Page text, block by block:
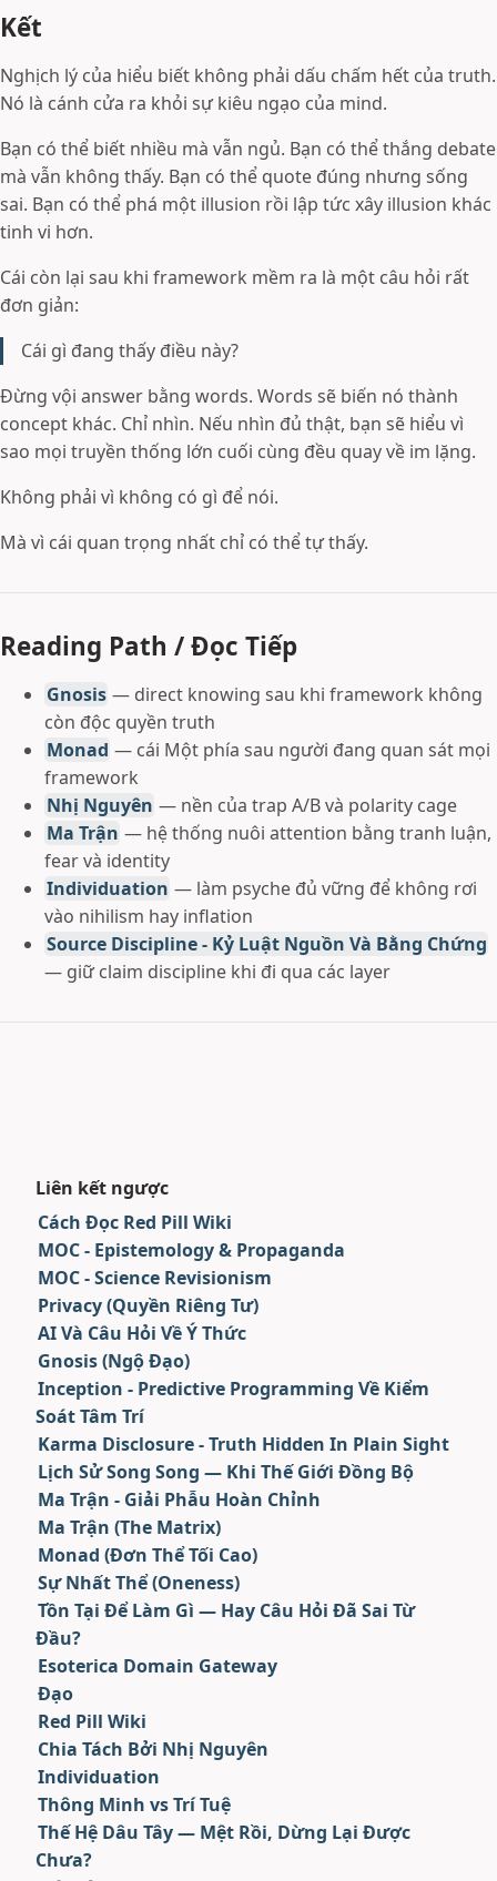
Kết
Nghịch lý của hiểu biết không phải dấu chấm hết của truth.
Nó là cánh cửa ra khỏi sự kiêu ngạo của mind.
Bạn có thể biết nhiều mà vẫn ngủ. Bạn có thể thắng debate
mà vẫn không thấy. Bạn có thể quote đúng nhưng sống
sai. Bạn có thể phá một illusion rồi lập tức xây illusion khác
tinh vi hơn.
Cái còn lại sau khi framework mềm ra là một câu hỏi rất
đơn giản:
Cái gì đang thấy điều này?
Đừng vội answer bằng words. Words sẽ biến nó thành
concept khác. Chỉ nhìn. Nếu nhìn đủ thật, bạn sẽ hiểu vì
sao mọi truyền thống lớn cuối cùng đều quay về im lặng.
Không phải vì không có gì để nói.
Mà vì cái quan trọng nhất chỉ có thể tự thấy.
Reading Path / Đọc Tiếp
Gnosis — direct knowing sau khi framework không
còn độc quyền truth
Monad — cái Một phía sau người đang quan sát mọi
framework
Nhị Nguyên — nền của trap A/B và polarity cage
Ma Trận — hệ thống nuôi attention bằng tranh luận,
fear và identity
Individuation — làm psyche đủ vững để không rơi
vào nihilism hay inflation
Source Discipline - Kỷ Luật Nguồn Và Bằng Chứng
— giữ claim discipline khi đi qua các layer
Liên kết ngược
Cách Đọc Red Pill Wiki
MOC - Epistemology & Propaganda
MOC - Science Revisionism
Privacy (Quyền Riêng Tư)
AI Và Câu Hỏi Về Ý Thức
Gnosis (Ngộ Đạo)
Inception - Predictive Programming Về Kiểm
Soát Tâm Trí
Karma Disclosure - Truth Hidden In Plain Sight
Lịch Sử Song Song — Khi Thế Giới Đồng Bộ
Ma Trận - Giải Phẫu Hoàn Chỉnh
Ma Trận (The Matrix)
Monad (Đơn Thể Tối Cao)
Sự Nhất Thể (Oneness)
Tồn Tại Để Làm Gì — Hay Câu Hỏi Đã Sai Từ
Đầu?
Esoterica Domain Gateway
Đạo
Red Pill Wiki
Chia Tách Bởi Nhị Nguyên
Individuation
Thông Minh vs Trí Tuệ
Thế Hệ Dâu Tây — Mệt Rồi, Dừng Lại Được
Chưa?